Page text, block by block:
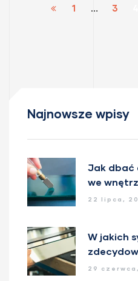
1 … 3
Najnowsze wpisy
Jak dbać
we
22 lipca,
W jakich
wymiar?
29